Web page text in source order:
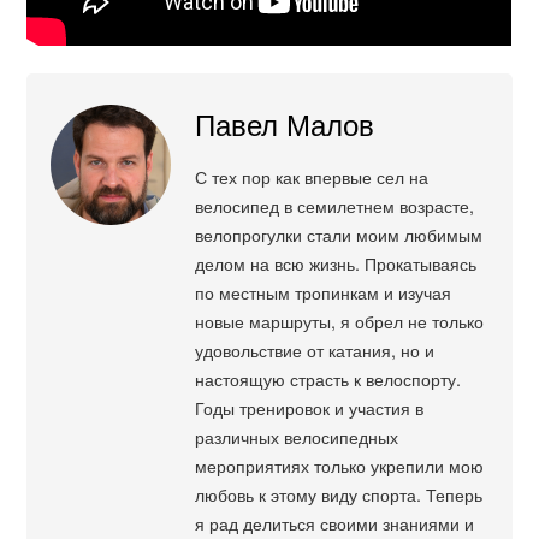
Павел Малов
С тех пор как впервые сел на
велосипед в семилетнем возрасте,
велопрогулки стали моим любимым
делом на всю жизнь. Прокатываясь
по местным тропинкам и изучая
новые маршруты, я обрел не только
удовольствие от катания, но и
настоящую страсть к велоспорту.
Годы тренировок и участия в
различных велосипедных
мероприятиях только укрепили мою
любовь к этому виду спорта. Теперь
я рад делиться своими знаниями и